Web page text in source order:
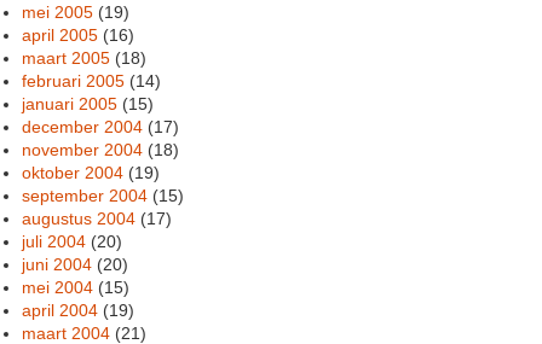
mei 2005 (19)
april 2005 (16)
maart 2005 (18)
februari 2005 (14)
januari 2005 (15)
december 2004 (17)
november 2004 (18)
oktober 2004 (19)
september 2004 (15)
augustus 2004 (17)
juli 2004 (20)
juni 2004 (20)
mei 2004 (15)
april 2004 (19)
maart 2004 (21)